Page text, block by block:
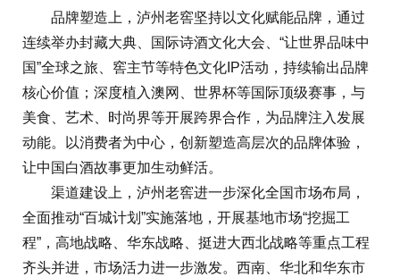
品牌塑造上，泸州老窖坚持以文化赋能品牌，通过
连续举办封藏大典、国际诗酒文化大会、“让世界品味中
国”全球之旅、窖主节等特色文化IP活动，持续输出品牌
核心价值；深度植入澳网、世界杯等国际顶级赛事，与
美食、艺术、时尚界等开展跨界合作，为品牌注入发展
动能。以消费者为中心，创新塑造高层次的品牌体验，
让中国白酒故事更加生动鲜活。
渠道建设上，泸州老窖进一步深化全国市场布局，
全面推动“百城计划”实施落地，开展基地市场“挖掘工
程”，高地战略、华东战略、挺进大西北战略等重点工程
齐头并进，市场活力进一步激发。西南、华北和华东市